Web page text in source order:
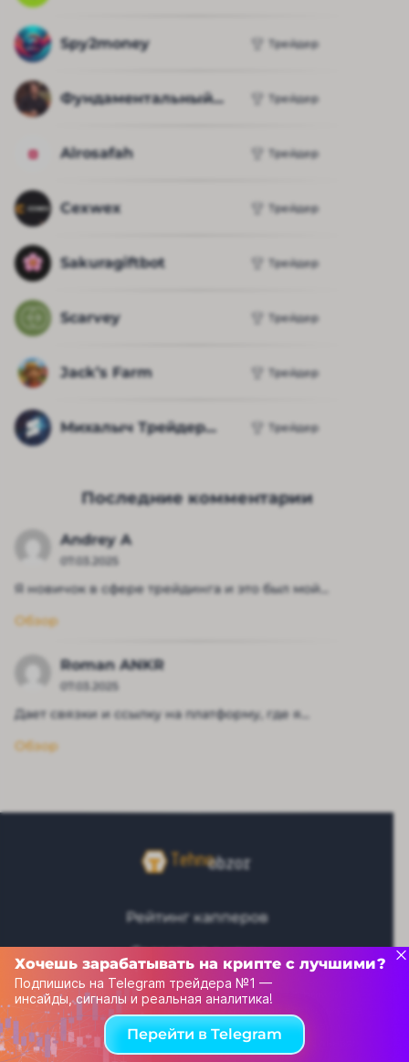
Spy2money Трейдер
Фундаментальный... Трейдер
Alrosafah Трейдер
Cexwex Трейдер
Sakuragiftbot Трейдер
Scarvey Трейдер
Jack’s Farm Трейдер
Михалыч Трейдер... Трейдер
Последние комментарии
Andrey A
07.03.2025
Я новичок в сфере трейдинга и это был мой...
Обзор
Roman ANKR
07.03.2025
Дает связки и ссылку на платформу, где я...
Обзор
Рейтинг капперов
Связаться с нами
© 2013-2025 Tehnoobzor – обзоры новой техники и
электроники, новости высоких технологий всего мира, а
также принципиальные схемы. При использовании
материалов ссылка на сайт Технообзор обязательная!
Хочешь зарабатывать на крипте с лучшими?
Подпишись на Telegram трейдера №1 —
инсайды, сигналы и реальная аналитика!
Перейти в Telegram